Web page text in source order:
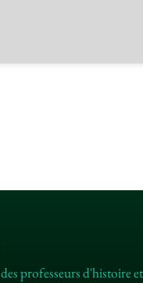
professeurs d'histoire